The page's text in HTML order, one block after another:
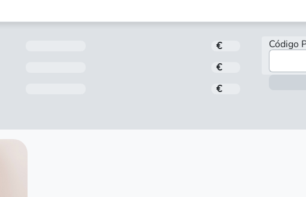
€
€
€
Código